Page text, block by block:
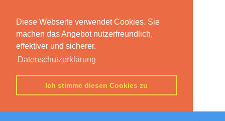
Diese Webseite verwendet Cookies. Sie
machen das Angebot nutzerfreundlich,
effektiver und sicherer.
Datenschutzerklärung
Ich stimme diesen Cookies zu